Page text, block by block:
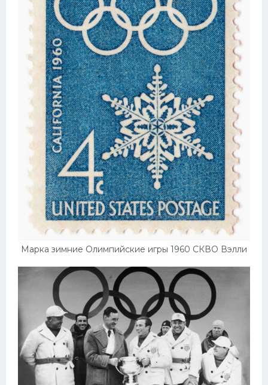
Марка зимние Олимпийские игры 1960 СКВО Вэлли